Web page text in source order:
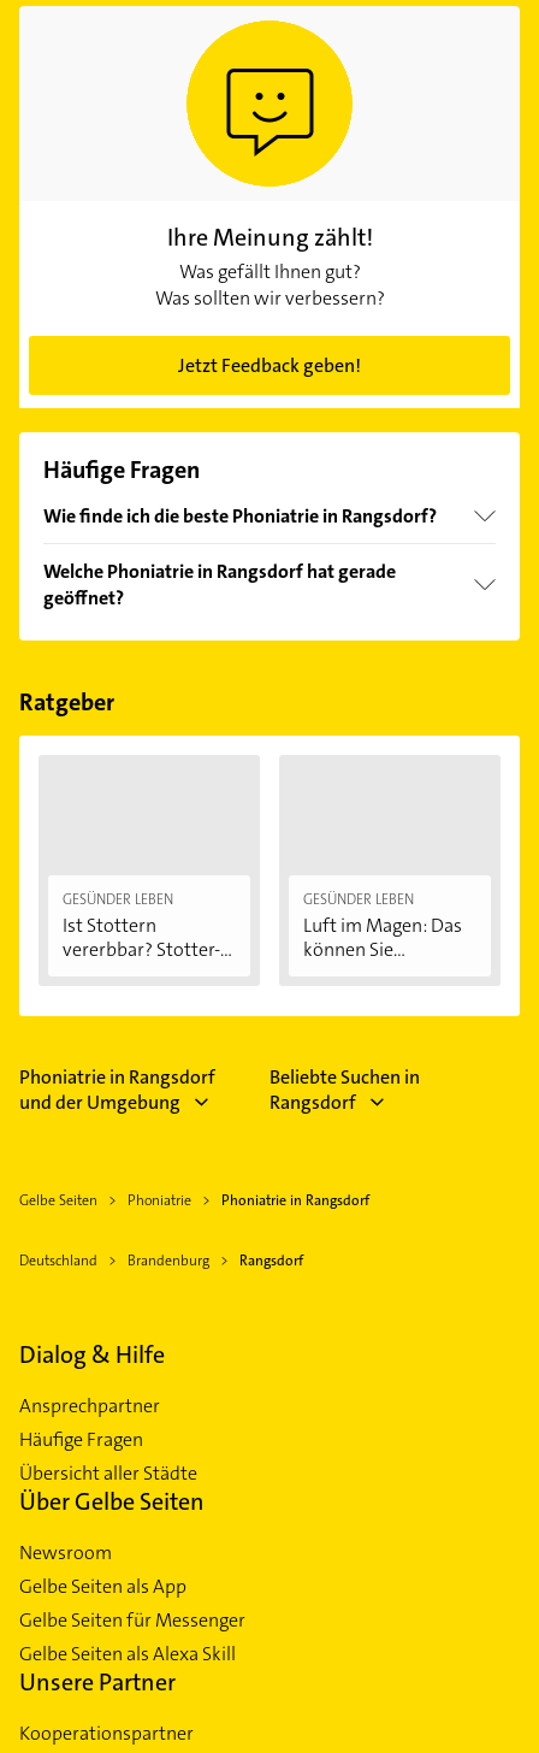
Ihre Meinung zählt!
Was gefällt Ihnen gut?
Was sollten wir verbessern?
Jetzt Feedback geben!
Häufige Fragen
Wie finde ich die beste Phoniatrie in Rangsdorf?
Kundenmeinungen und profitieren Sie von den
Empfehlungen. Die Suchergebnisse können Sie sich
einfach nachBewertungensortiert anzeigen lassen.
Welche Phoniatrie in Rangsdorf hat gerade
geöffnet?
Im Anbieter-Bereich finden Sie alleÖffnungszeiten.
Feiertagen abweichen können.
Ratgeber
GESÜNDER LEBEN
Ist Stottern
vererbbar? Stotter-
GESÜNDER LEBEN
Luft im Magen: Das
können Sie...
Phoniatrie in Rangsdorf
und der Umgebung
Beliebte Suchen in
Rangsdorf
Gelbe Seiten Phoniatrie Phoniatrie in Rangsdorf
Deutschland Brandenburg Rangsdorf
Dialog & Hilfe
Ansprechpartner
Häufige Fragen
Übersicht aller Städte
Über Gelbe Seiten
Newsroom
Gelbe Seiten als App
Gelbe Seiten für Messenger
Gelbe Seiten als Alexa Skill
Unsere Partner
Kooperationspartner